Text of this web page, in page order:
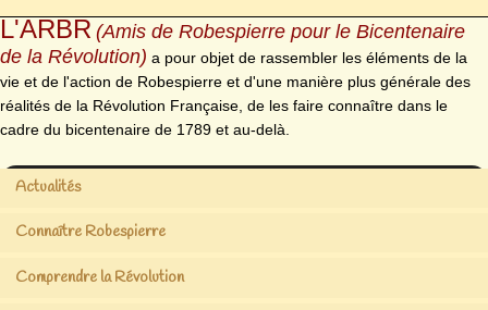
L'ARBR (Amis de Robespierre pour le Bicentenaire
de la Révolution) a pour objet de rassembler les éléments de la
vie et de l'action de Robespierre et d'une manière plus générale des
réalités de la Révolution Française, de les faire connaître dans le
cadre du bicentenaire de 1789 et au-delà.
Actualités
Connaître Robespierre
Comprendre la Révolution